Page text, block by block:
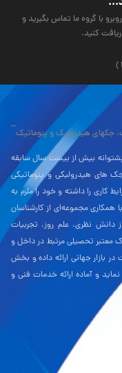
با گروه ما تماس بگیرید و
کنید.
جکهای هیدرولیک و پنوماتیک
بیش از بیست سال سابقه
های هیدرولیکی و پنوماتیکی
را داشته و خود را ملزم به
مجموعه‌ای از کارشناسان
دانش نظری، علم روز، تجربیات
معتبر تحصیلی مرتبط در داخل و
بازار جهانی ارائه داده و بخش
و آماده ارائه خدمات فنی و